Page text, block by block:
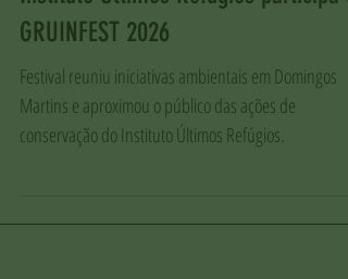
Instituto Últimos Refúgios participa
GRUINFEST 2026
Festival reuniu iniciativas ambientais em Domingos